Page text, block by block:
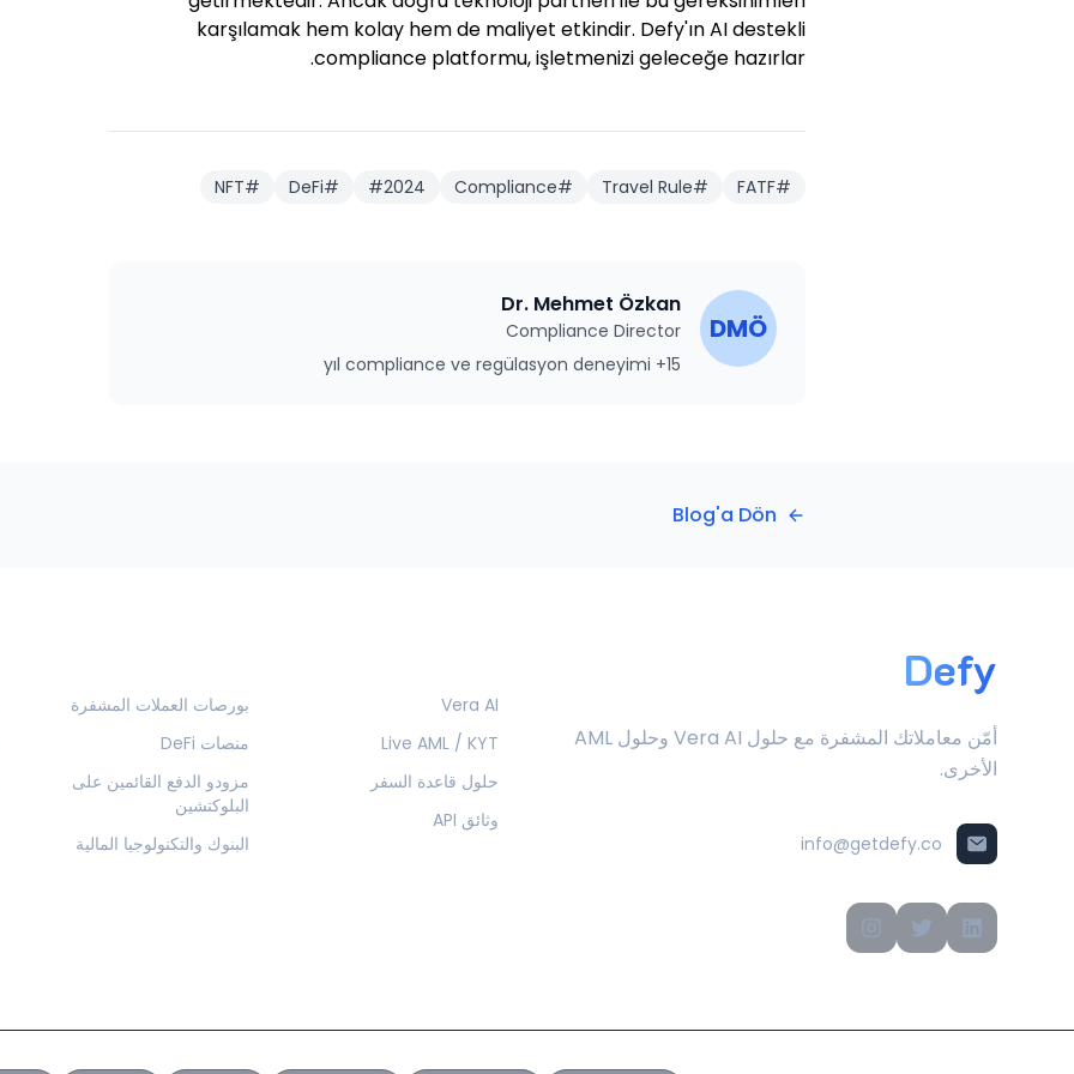
karşılamak hem kolay hem de maliyet etkindir. Defy'ın AI destekli
compliance platformu, işletmenizi geleceğe hazırlar.
#
FATF
#
Travel Rule
#
Compliance
#2024
#
DeFi
#
NFT
DMÖ
Dr. Mehmet Özkan
Compliance Director
15+ yıl compliance ve regülasyon deneyimi
Blog'a Dön
Defy
أمّن معاملاتك المشفرة مع حلول Vera AI وحلول AML
الأخرى.
info@getdefy.co
Vera AI
Live AML / KYT
حلول قاعدة السفر
وثائق API
بورصات العملات المشفرة
منصات DeFi
مزودو الدفع القائمين على
البلوكتشين
البنوك والتكنولوجيا المالية